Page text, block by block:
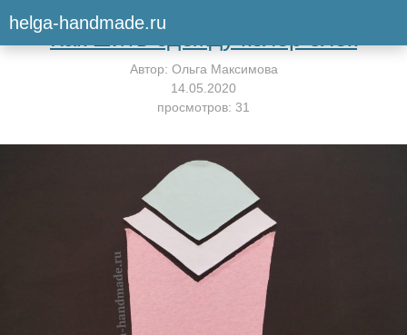
helga-handmade.ruВернуться к мастер-классу
Как шить одежду колор блок
Автор: Ольга Максимова
14.05.2020
просмотров: 31